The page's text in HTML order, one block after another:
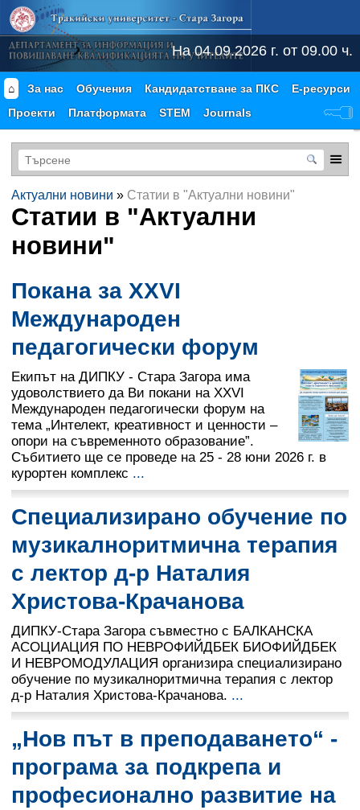
На 04.09.2026 г. от 09.00 ч.
⌂ За нас Обучения Кандидатстване за ПКС
Е-ресурси
Проекти
Платформата STEM Journals
Актуални новини » Статии в "Актуални новини"
Статии в "Актуални
новини"
Покана за XXVI
Международен
педагогически форум
Екипът на ДИПКУ - Стара Загора има
удоволствието да Ви покани на XXVI
Международен педагогически форум на
тема „Интелект, креативност и ценности –
опори на съвременното образование”.
Събитието ще се проведе на 25 - 28 юни 2026 г. в
курортен комплекс ...
Специализирано обучение по
музикалноритмична терапия
с лектор д-р Наталия
Христова-Крачанова
ДИПКУ-Стара Загора съвместно с БАЛКАНСКА
АСОЦИАЦИЯ ПО НЕВРОФИЙДБЕК БИОФИЙДБЕК
И НЕВРОМОДУЛАЦИЯ организира специализирано
обучение по музикалноритмична терапия с лектор
д-р Наталия Христова-Крачанова. ...
„Нов път в преподаването“ -
програма за подкрепа и
професионално развитие на